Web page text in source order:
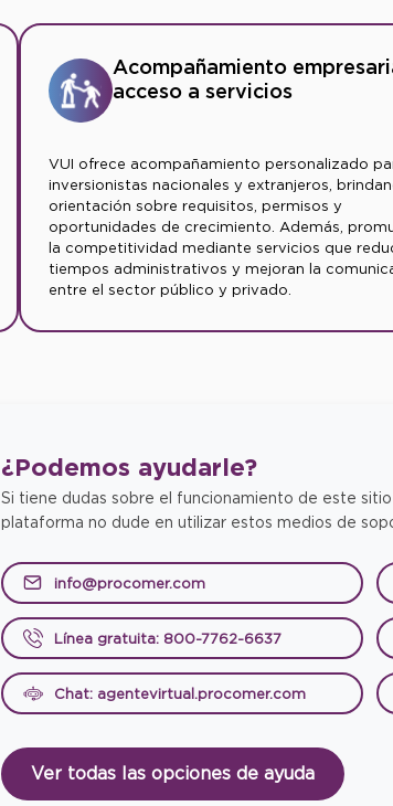
Acompañamiento
acceso a servicios
VUI ofrece acompañamiento personalizado
inversionistas nacionales y extranjeros,
orientación sobre requisitos, permisos y
oportunidades de crecimiento. Además,
la competitividad mediante servicios que
tiempos administrativos y mejoran la
entre el sector público y privado.
¿Podemos ayudarle?
Si tiene dudas sobre el funcionamiento de este
plataforma no dude en utilizar estos medios de
info@procomer.com
Línea gratuita: 800-7762-6637
Chat: agentevirtual.procomer.com
Ver todas las opciones de ayuda